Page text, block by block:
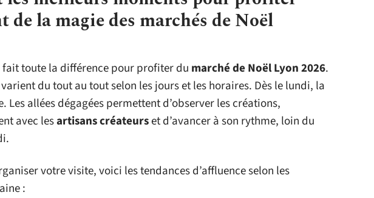
de la magie des marchés de Noël
fait toute la différence pour profiter du marché de Noël Lyon 2026.
du tout au tout selon les jours et les horaires. Dès le lundi, la
Les allées dégagées permettent d’observer les créations,
avec lesartisans créateurset d’avancer à son rythme, loin du
votre visite, voici les tendances d’affluence selon les
: